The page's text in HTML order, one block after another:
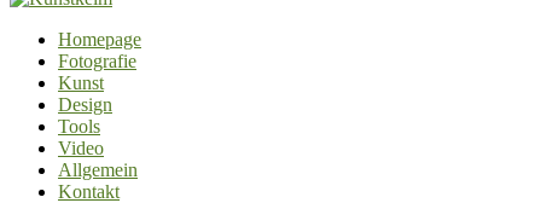
Kunstkeim
Fotografie, Design und Szene
Homepage
Fotografie
Kunst
Design
Tools
Video
Allgemein
Kontakt